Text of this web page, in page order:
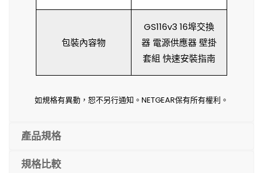
包裝內容物
GS116v3 16埠交換
器 電源供應器 壁掛
套組 快速安裝指南
如規格有異動，恕不另行通知。NETGEAR保有所有權利。
產品規格
規格比較